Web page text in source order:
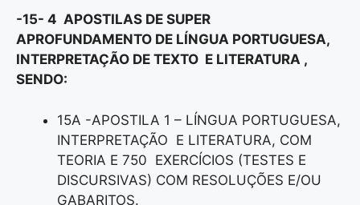
-15- 4 APOSTILAS DE SUPER
APROFUNDAMENTO DE LÍNGUA PORTUGUESA,
INTERPRETAÇÃO DE TEXTO E LITERATURA ,
SENDO:
15A -APOSTILA 1 – LÍNGUA PORTUGUESA,
INTERPRETAÇÃO E LITERATURA, COM
TEORIA E 750 EXERCÍCIOS (TESTES E
DISCURSIVAS) COM RESOLUÇÕES E/OU
GABARITOS.